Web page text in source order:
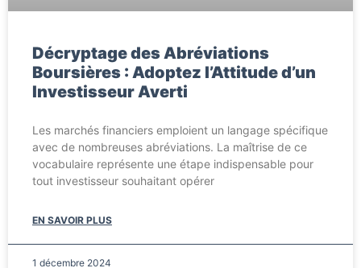
Décryptage des Abréviations
Boursières : Adoptez l’Attitude d’un
Investisseur Averti
Les marchés financiers emploient un langage spécifique
avec de nombreuses abréviations. La maîtrise de ce
vocabulaire représente une étape indispensable pour
tout investisseur souhaitant opérer
EN SAVOIR PLUS
1 décembre 2024